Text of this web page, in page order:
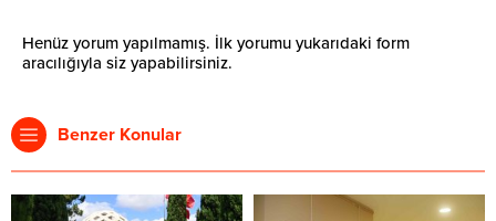
Henüz yorum yapılmamış. İlk yorumu yukarıdaki form
aracılığıyla siz yapabilirsiniz.
Benzer Konular